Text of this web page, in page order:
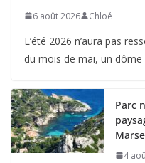
6 août 2026 Chloé
L’été 2026 n’aura pas
du mois de mai, un dôme
Parc
4